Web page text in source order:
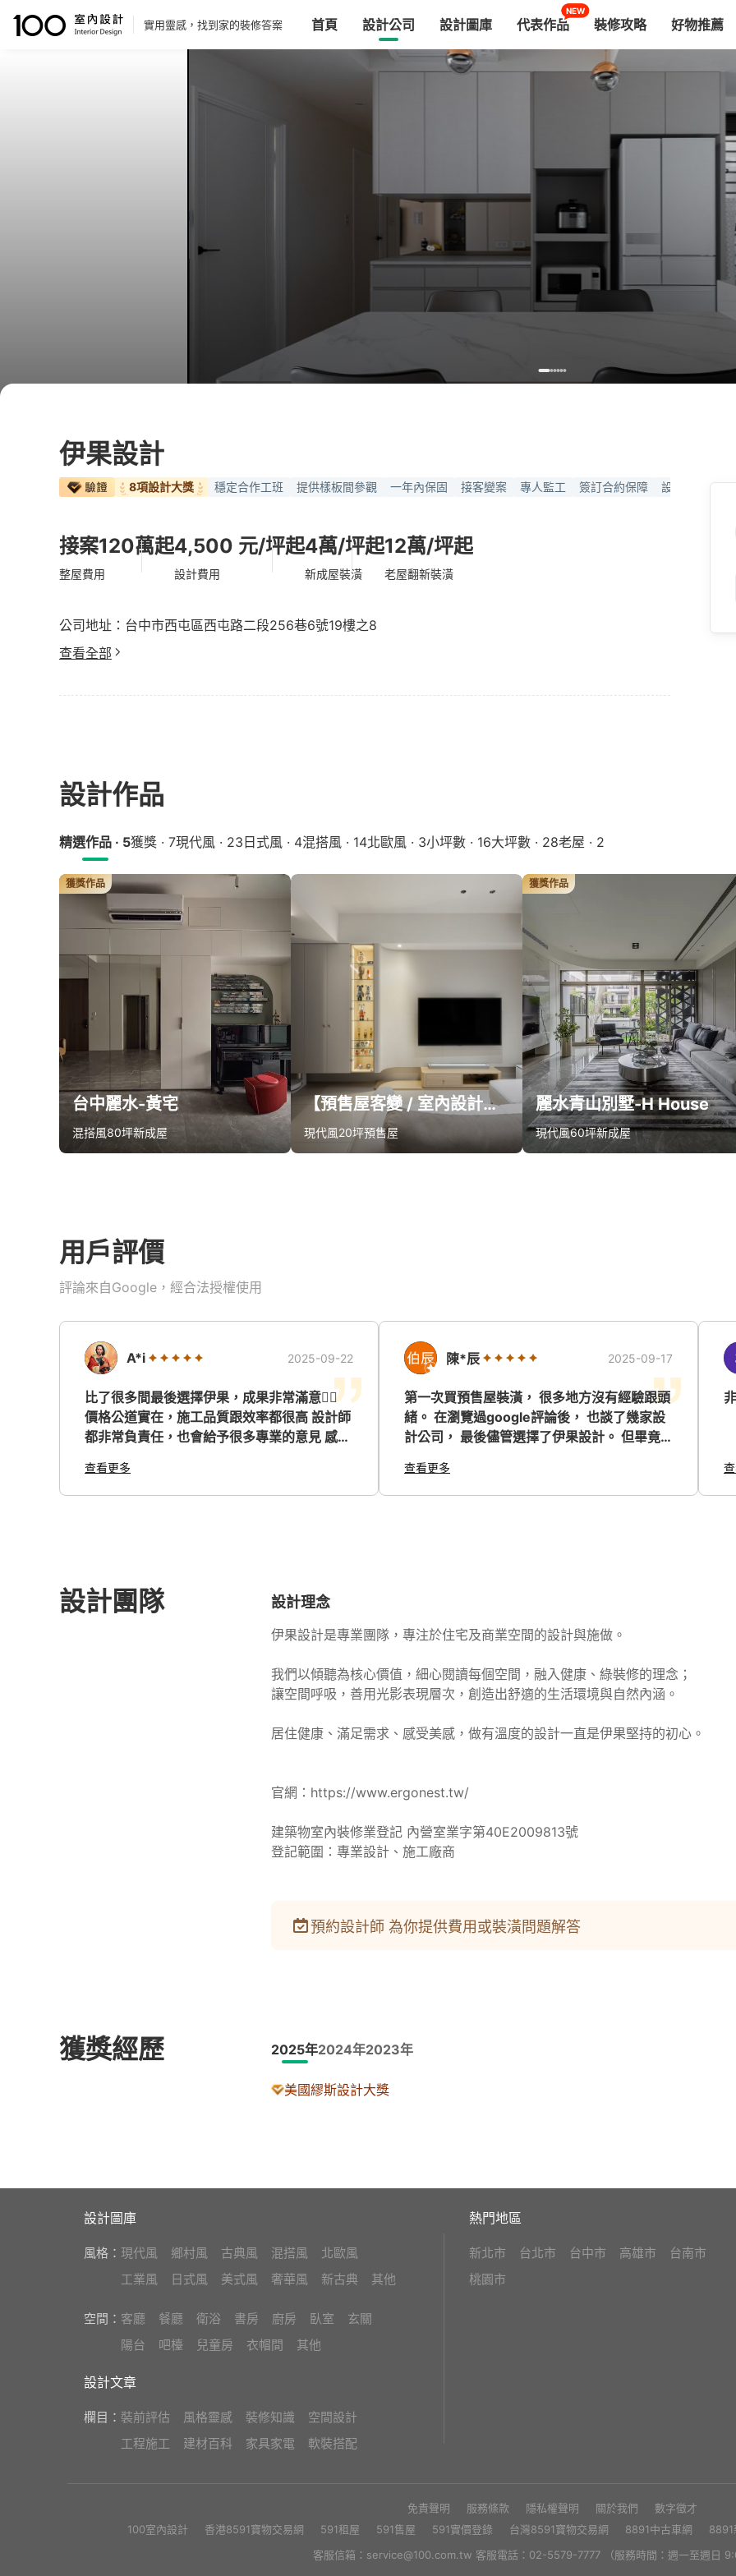
實用靈感，找到家的裝修答案 首頁 設計公司 設計圖庫
NEW
代表作品 裝修攻略 好物推薦
伊果設計
8項設計大獎 穩定合作工班 提供樣板間參觀 一年內保固 接客變案 專人監工 簽訂合約保障 設計師1對1溝
接案120萬起
整屋費用
4,500 元/坪起
設計費用
4萬/坪起
新成屋裝潢
12萬/坪起
老屋翻新裝潢
公司地址：台中市西屯區西屯路二段256巷6號19樓之8
查看全部
設計作品
精選作品 · 5獲獎 · 7現代風 · 23 日式風 · 4混搭風 · 14北歐風 · 3小坪數 · 16大坪數 · 28老屋 · 2
獲獎作品
台中麗水-黃宅
混搭風80坪新成屋
【預售屋客變 / 室內設計】台中北屯-富宇富好 韋宅
現代風20坪預售屋
獲獎作品
麗水青山別墅-H House
現代風60坪新成屋
用戶評價
評論來自Google，經合法授權使用
A*i 2025-09-22
比了很多間最後選擇伊果，成果非常滿意👍🏻
價格公道實在，施工品質跟效率都很高 設計師
都非常負責任，也會給予很多專業的意見 感謝
查看更多
陳*辰 2025-09-17
第一次買預售屋裝潢， 很多地方沒有經驗跟頭
緒。 在瀏覽過google評論後， 也談了幾家設
計公司， 最後儘管選擇了伊果設計。 但畢竟
定是否是值得信任的設計公司。 但在經歷中間
的客變、交屋前的設計討論與交屋後施工過程
查看更多
設計團隊 設計理念
伊果設計是專業團隊，專注於住宅及商業空間的設計與施做。
我們以傾聽為核心價值，細心閱讀每個空間，融入健康、綠裝修的理念；
讓空間呼吸，善用光影表現層次，創造出舒適的生活環境與自然內涵。
居住健康、滿足需求、感受美感，做有溫度的設計一直是伊果堅持的初心。
官網：https://www.ergonest.tw/
建築物室內裝修業登記 內營室業字第40E2009813號
登記範圍：專業設計、施工廠商
預約設計師 為你提供費用或裝潢問題解答
獲獎經歷 2025年2024年2023年
美國繆斯設計大獎
設計圖庫
風格： 現代風 鄉村風 古典風 混搭風
北歐風
工業風
日式風 美式風 奢華風 新古典 其他
空間： 客廳 餐廳 衛浴 書房 廚房 臥室
玄關
陽台
吧檯 兒童房 衣帽間 其他
設計文章
欄目： 裝前評估 風格靈感 裝修知識
空間設計
工程施工
建材百科 家具家電 軟裝搭配
熱門地區
新北市 台北市 台中市 高雄市
台南市
桃園市
免責聲明 服務條款 隱私權聲明 關於我們
數字徵才
100室內設計
香港8591寶物交易網 591租屋 591售屋 591實價登錄 台灣8591寶物交易網 8891中古車網 8891
客服信箱：service@100.com.tw 客服電話：02-5579-7777 （服務時間：週一至週日